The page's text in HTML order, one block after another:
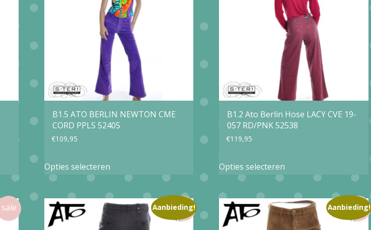
optie
kan
gekozen
worden
op
de
productpagina
optie
kan
gekozen
worden
productpagina
B1.5 ATO BERLIN NEWTON CME
CORD PPLS 52405
€109,95
Opties selecteren
product
heeft
meerdere
variaties.
B1.2 Ato Berlin Hose LACY CVE 19-
057 RD/PNK 52538
€119,95
Opties selecteren
product
heeft
meerdere
variaties.
Aanbieding! Aanbieding!